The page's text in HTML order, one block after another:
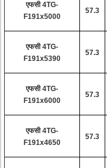
एफसी 4TG-
F191x5000
57.3
एफसी 4TG-
F191x5390
57.3
एफसी 4TG-
F191x6000
57.3
एफसी 4TG-
F191x4650
57.3